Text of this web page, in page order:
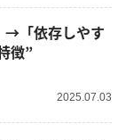
→「依存しやす
徴”
2025.07.03